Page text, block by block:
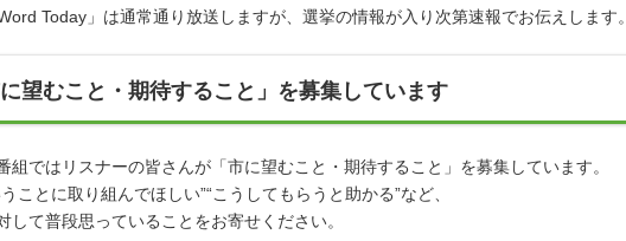
Today」は通常通り放送しますが、選挙の情報が入り次第速報でお伝えします。
に望むこと・期待すること」を募集しています
組ではリスナーの皆さんが「市に望むこと・期待すること」を募集しています。
ことに取り組んでほしい”“こうしてもらうと助かる”など、
して普段思っていることをお寄せください。